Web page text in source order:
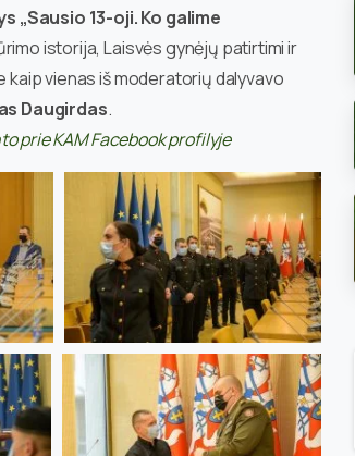
13-oji. Ko galime
istorija, Laisvės gynėjų patirtimi ir
vienas iš moderatorių dalyvavo
Daugirdas.
prie KAM Facebook profilyje